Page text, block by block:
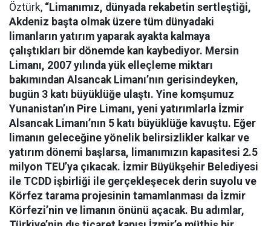
Öztürk, “Limanımız, dünyada rekabetin sertleştiği,
Akdeniz başta olmak üzere tüm dünyadaki
limanların yatırım yaparak ayakta kalmaya
çalıştıkları bir dönemde kan kaybediyor. Mersin
Limanı, 2007 yılında yük elleçleme miktarı
bakımından Alsancak Limanı’nın gerisindeyken,
bugün 3 katı büyüklüğe ulaştı. Yine komşumuz
Yunanistan’ın Pire Limanı, yeni yatırımlarla İzmir
Alsancak Limanı’nın 5 katı büyüklüğe kavuştu. Eğer
limanın geleceğine yönelik belirsizlikler kalkar ve
yatırım dönemi başlarsa, limanımızın kapasitesi 2.5
milyon TEU’ya çıkacak. İzmir Büyükşehir Belediyesi
ile TCDD işbirliği ile gerçekleşecek derin suyolu ve
Körfez tarama projesinin tamamlanması da İzmir
Körfezi’nin ve limanın önünü açacak. Bu adımlar,